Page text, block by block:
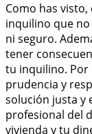
Como has
inquilino que
ni seguro.
tener
tu inquilino. Por
prudencia y
solución justa y
profesional del
vivienda y tu